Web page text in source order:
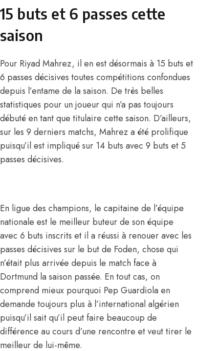
15 buts et 6 passes cette
saison
Pour Riyad Mahrez, il en est désormais à 15 buts et
6 passes décisives toutes compétitions confondues
depuis l’entame de la saison. De très belles
statistiques pour un joueur qui n’a pas toujours
débuté en tant que titulaire cette saison. D’ailleurs,
sur les 9 derniers matchs, Mahrez a été prolifique
puisqu’il est impliqué sur 14 buts avec 9 buts et 5
passes décisives.
En ligue des champions, le capitaine de l’équipe
nationale est le meilleur buteur de son équipe
avec 6 buts inscrits et il a réussi à renouer avec les
passes décisives sur le but de Foden, chose qui
n’était plus arrivée depuis le match face à
Dortmund la saison passée. En tout cas, on
comprend mieux pourquoi Pep Guardiola en
demande toujours plus à l’international algérien
puisqu’il sait qu’il peut faire beaucoup de
différence au cours d’une rencontre et veut tirer le
meilleur de lui-même.